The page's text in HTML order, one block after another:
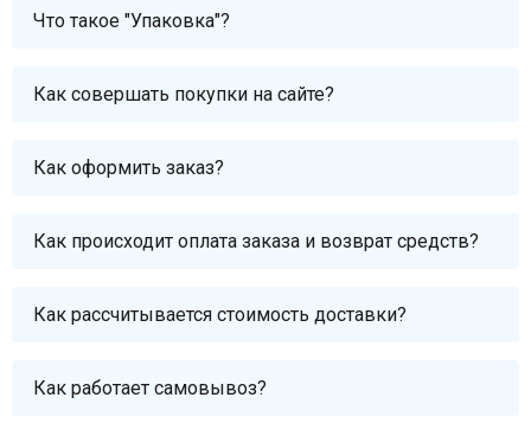
Что такое "Упаковка"?
Как совершать покупки на сайте?
Как оформить заказ?
Как происходит оплата заказа и возврат средств?
Как рассчитывается стоимость доставки?
Как работает самовывоз?